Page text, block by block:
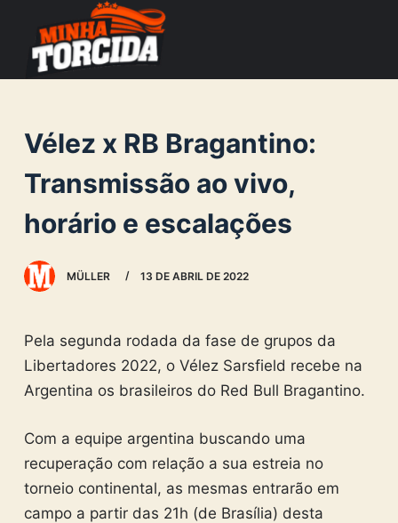
c
e
Vélez x RB Bragantino:
Transmissão ao vivo,
horário e escalações
MÜLLER 13 DE ABRIL DE 2022
Pela segunda rodada da fase de grupos da
Libertadores 2022, o Vélez Sarsfield recebe na
Argentina os brasileiros do Red Bull Bragantino.
Com a equipe argentina buscando uma
recuperação com relação a sua estreia no
torneio continental, as mesmas entrarão em
campo a partir das 21h (de Brasília) desta